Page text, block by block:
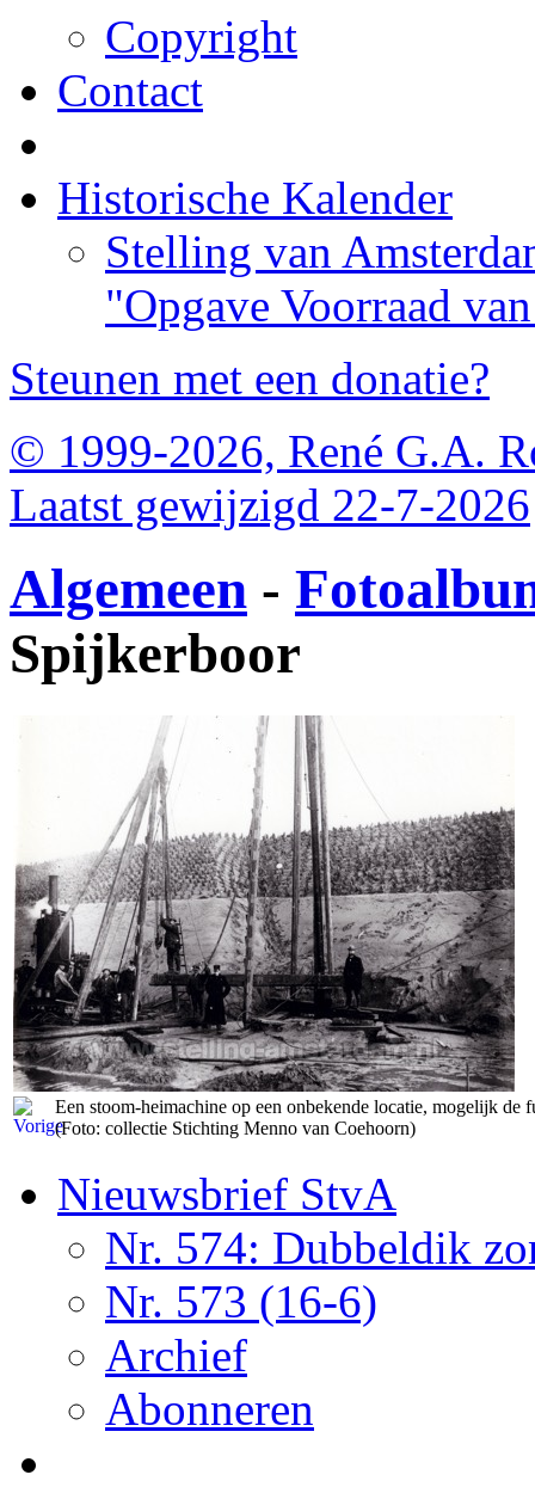
Copyright
Contact
Historische Kalender
Stelling van
"Opgave Voorraad
Steunen met een donatie?
© 1999-2026, René G.A.
Laatst gewijzigd 22-7-2026
Algemeen -
Spijkerboor
Een stoom-heimachine op een onbekende locatie, mogelijk de
(Foto: collectie Stichting Menno van Coehoorn)
Nieuwsbrief StvA
Nr. 574: Dubbeldik
Nr. 573 (16-6)
Archief
Abonneren